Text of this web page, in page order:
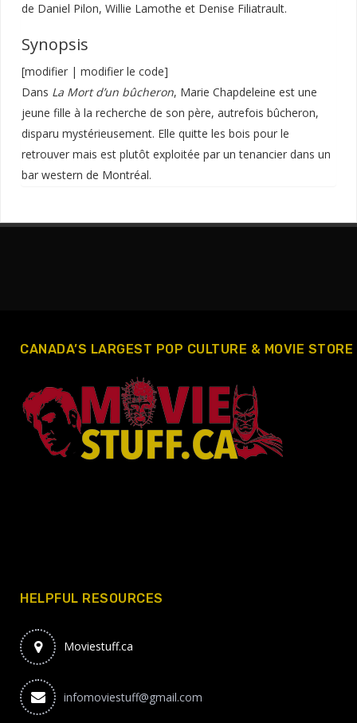
de Daniel Pilon, Willie Lamothe et Denise Filiatrault.
Synopsis
[modifier | modifier le code]
Dans La Mort d’un bûcheron, Marie Chapdeleine est une
jeune fille à la recherche de son père, autrefois bûcheron,
disparu mystérieusement. Elle quitte les bois pour le
retrouver mais est plutôt exploitée par un tenancier dans un
bar western de Montréal.
CANADA’S LARGEST POP CULTURE & MOVIE STORE
HELPFUL RESOURCES
Moviestuff.ca
infomoviestuff@gmail.com